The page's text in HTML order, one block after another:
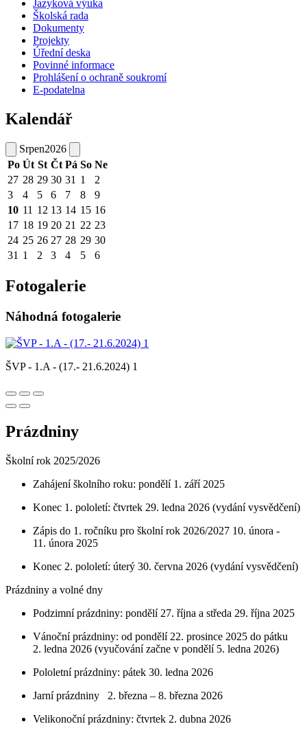
Jazyková výuka
Školská rada
Dokumenty
Projekty
Úřední deska
Povinné informace
Prohlášení o ochraně soukromí
E-podatelna
Kalendář
Srpen2026
Po Út St Čt Pá So Ne
27 28 29 30 31 1
2
3
4 5 6 7 8
9
10 11 12 13 14 15 16
17 18 19 20 21 22 23
24 25 26 27 28 29 30
31 1 2 3 4 5 6
Fotogalerie
Náhodná fotogalerie
ŠVP - 1.A - (17.- 21.6.2024) 1
Prázdniny
Školní rok 2025/2026
Zahájení školního roku: pondělí 1. září 2025
Konec 1. pololetí: čtvrtek 29. ledna 2026 (vydání vysvědčení)
Zápis do 1. ročníku pro školní rok 2026/2027 10. února -
11. února 2025
Konec 2. pololetí: úterý 30. června 2026 (vydání vysvědčení)
Prázdniny a volné dny
Podzimní prázdniny: pondělí 27. října a středa 29. října 2025
Vánoční prázdniny: od pondělí 22. prosince 2025 do pátku
2. ledna 2026 (vyučování začne v pondělí 5. ledna 2026)
Pololetní prázdniny: pátek 30. ledna 2026
Jarní prázdniny 2. března – 8. března 2026
Velikonoční prázdniny: čtvrtek 2. dubna 2026